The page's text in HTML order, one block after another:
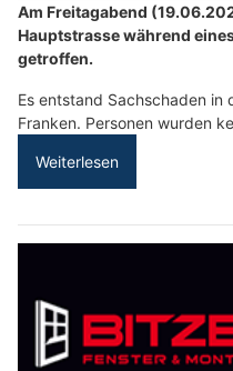
Am Freitagabend
Hauptstrasse während
getroffen.
Es entstand Sachschaden
Franken. Personen wurden
Weiterlesen